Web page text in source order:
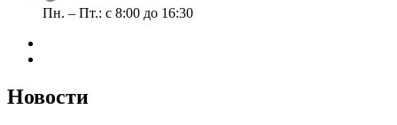
Пн. – Пт.: с 8:00 до 16:30
Новости